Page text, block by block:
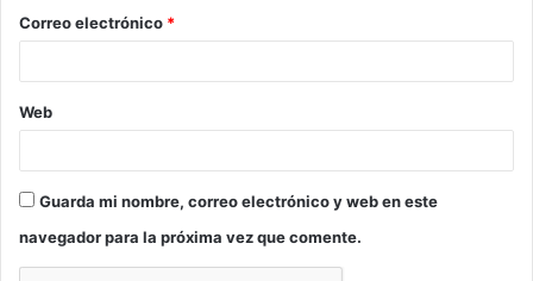
*
Correo electrónico *
Web
Guarda mi nombre, correo electrónico y web en este
navegador para la próxima vez que comente.